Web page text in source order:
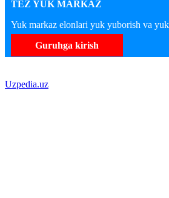
TEZ YUK MARKAZ
Yuk markaz elonlari yuk yuborish va yuk
Guruhga kirish
Uzpedia.uz